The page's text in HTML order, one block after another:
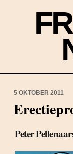
5 OKTOBER 2011
Peter